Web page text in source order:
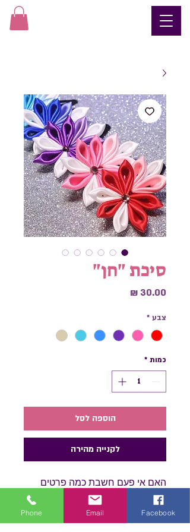
סיכת "חן"
צבע *
כמות *
הוספה לסל
לקנייה מהירה
האם אי פעם חשבת כמה פרטים
קטנים יכולים להשלים את המראה
האולטימטיבי שלך? סיכת הראש
"חן" היא בדיוק זה פריט קטן אך
Phone Email Facebook